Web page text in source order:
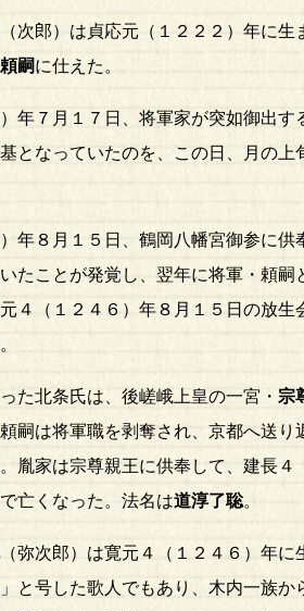
（次郎）は貞応元（１２２２）年に生
嗣に仕えた。
年７月１７日、将軍家が突如御出
となっていたのを、この日、月の
年８月１５日、鶴岡八幡宮御参に
たことが発覚し、翌年に将軍・頼
４（１２４６）年８月１５日の放生
た北条氏は、後嵯峨上皇の一宮・ 宗
嗣は将軍職を剥奪され、京都へ送
胤家は宗尊親王に供奉して、建長
亡くなった。法名は道淳了聡。
（弥次郎）は寛元４（１２４６）年
と号した歌人でもあり、木内一族